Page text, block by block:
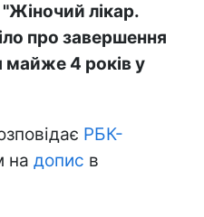
лікар.
про завершення
майже 4 років у
РБК-
на допис в